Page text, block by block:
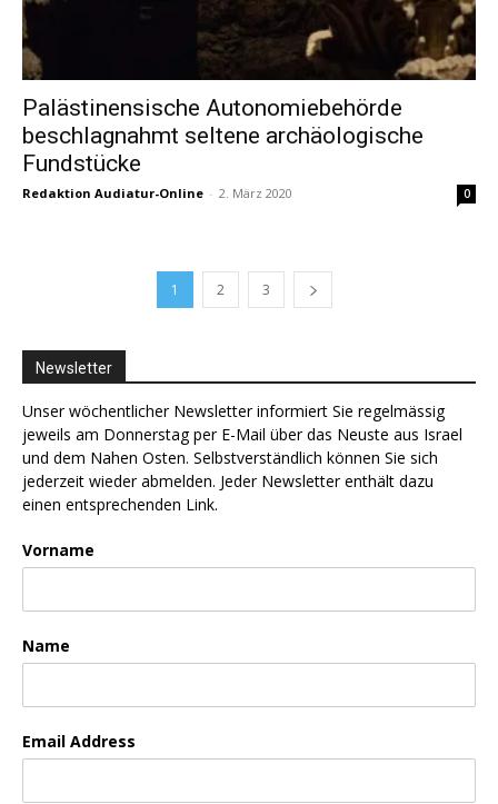
Palästinensische Autonomiebehörde
beschlagnahmt seltene archäologische
Fundstücke
Redaktion Audiatur-Online - 2. März 2020 0
1 2 3
Newsletter
Unser wöchentlicher Newsletter informiert Sie regelmässig
jeweils am Donnerstag per E-Mail über das Neuste aus Israel
und dem Nahen Osten. Selbstverständlich können Sie sich
jederzeit wieder abmelden. Jeder Newsletter enthält dazu
einen entsprechenden Link.
Vorname
Name
Email Address